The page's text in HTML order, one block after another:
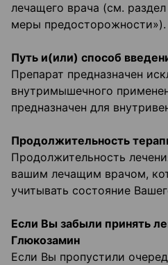
лечащего врача (см.
меры предосторожности»).
Путь и(или) способ
Препарат предназначен
внутримышечного
предназначен для
Продолжительность
Продолжительность
вашим лечащим врачом,
учитывать состояние
Если Вы забыли принять
Глюкозамин
Если Вы пропустили